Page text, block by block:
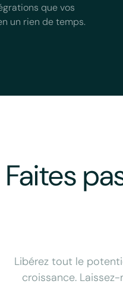
que vos
un rien de temps.
Faites
Libérez tout le
croissance.